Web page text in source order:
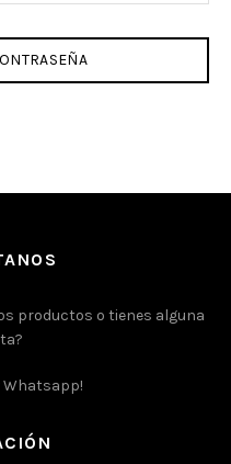
productos o tienes alguna